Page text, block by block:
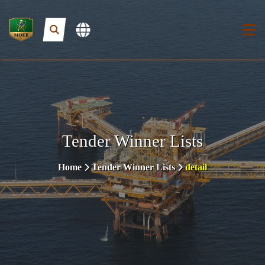
Tender Winner Lists
Home Tender Winner Lists detail